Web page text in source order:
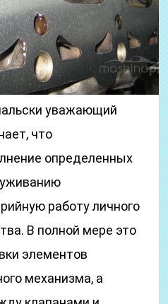
уважающий
что
определенных
работу личного
В полной мере это
элементов
механизма, а